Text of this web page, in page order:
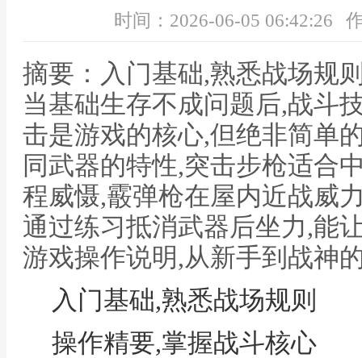
时间：2026-06-05 06:42:26
摘要：入门基础,熟悉战场规
当基础生存不成问题后,战斗
击是游戏的核心,但绝非简单
同武器的特性,突击步枪适合
程威慑,霰弹枪在屋内近战威
通过练习抵消武器后坐力,能
游戏操作说明,从新手到战神
入门基础,熟悉战场规则
操作精要,掌握战斗核心